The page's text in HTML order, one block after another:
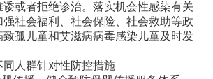
或者拒绝诊治。落实机会性感染有关
社会福利、社会保险、社会救助等政
孤儿童和艾滋病病毒感染儿童及时发
同人群针对性防控措施